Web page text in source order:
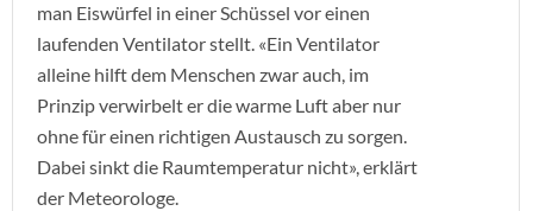
man Eiswürfel in einer Schüssel vor einen
laufenden Ventilator stellt. «Ein Ventilator
alleine hilft dem Menschen zwar auch, im
Prinzip verwirbelt er die warme Luft aber nur
ohne für einen richtigen Austausch zu sorgen.
Dabei sinkt die Raumtemperatur nicht», erklärt
der Meteorologe.